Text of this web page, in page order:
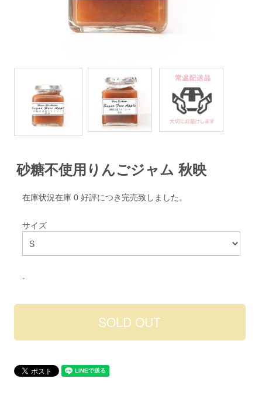
砂糖不使用りんごジャム 秋映
在庫状況在庫 0 好評につき完売致しました。
サイズ
-